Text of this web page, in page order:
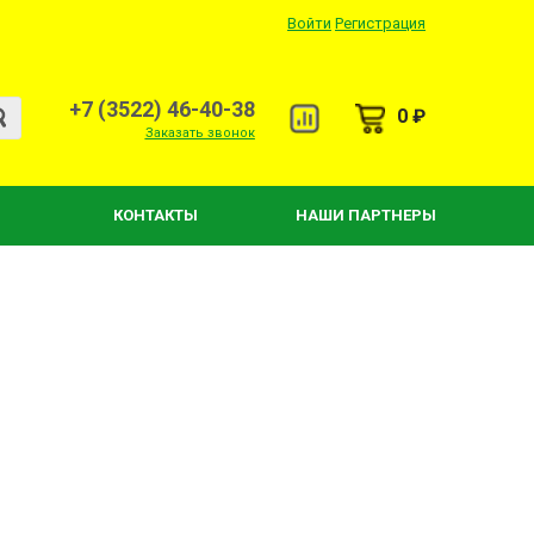
Войти Регистрация
+7 (3522) 46-40-38
Заказать звонок
0 ₽
КОНТАКТЫ НАШИ ПАРТНЕРЫ